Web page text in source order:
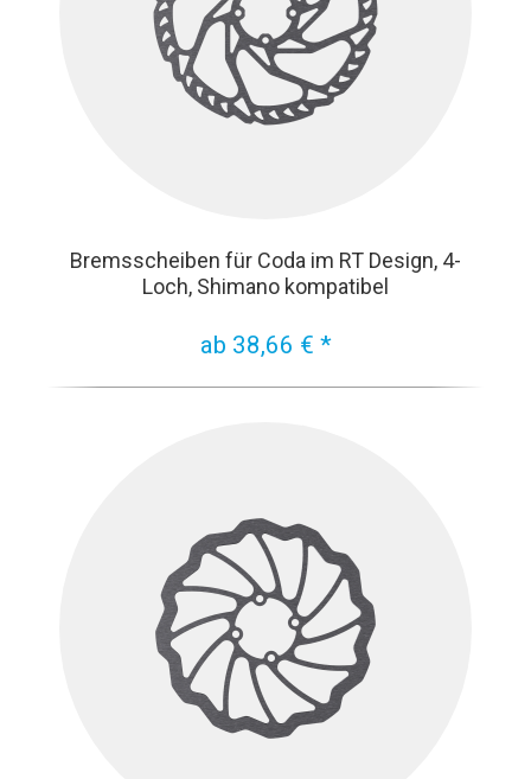
Bremsscheiben für Coda im RT Design, 4-
Loch, Shimano kompatibel
ab 38,66 € *